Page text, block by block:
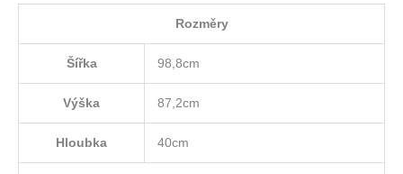
Rozměry
Šířka 98,8cm
Výška 87,2cm
Hloubka 40cm